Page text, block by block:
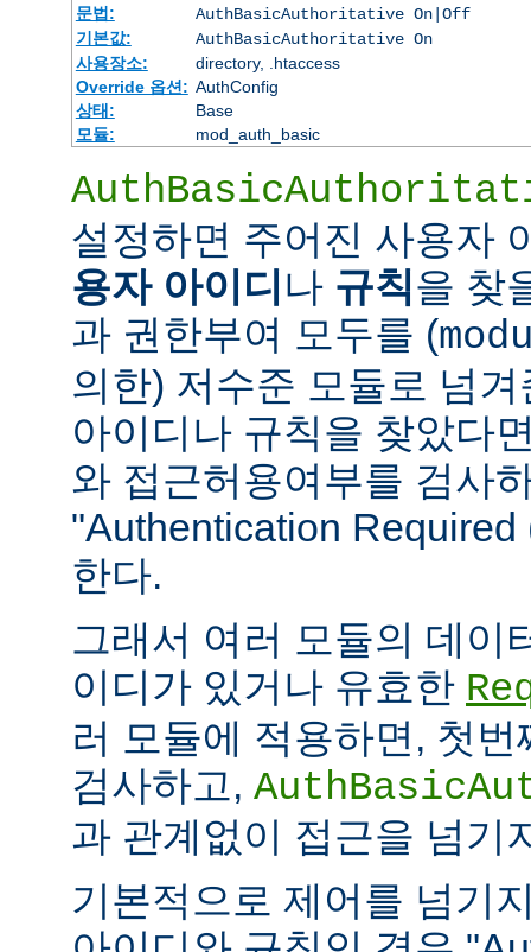
문법:
AuthBasicAuthoritative On|Off
기본값:
AuthBasicAuthoritative On
사용장소:
directory, .htaccess
Override 옵션: AuthConfig
상태:
Base
모듈:
mod_auth_basic
설정하면 주어진 사용자
용자 아이디 나 규칙을 찾
과 권한부여 모두를 (
의한) 저수준 모듈로 넘
아이디나 규칙을 찾았다
와 접근허용여부를 검사
"Authentication
한다.
그래서 여러 모듈의 데이
이디가 있거나 유효한
러 모듈에 적용하면, 첫
검사하고,
과 관계없이 접근을 넘기
기본적으로 제어를 넘기